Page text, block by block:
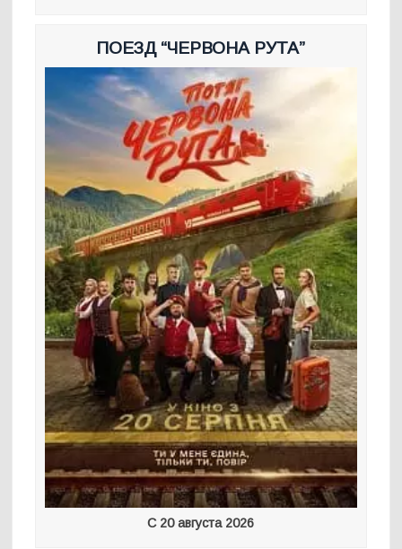
ПОЕЗД “ЧЕРВОНА РУТА”
С 20 августа 2026